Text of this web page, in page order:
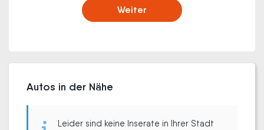
Weiter
Autos in der Nähe
Leider sind keine Inserate in Ihrer Stadt